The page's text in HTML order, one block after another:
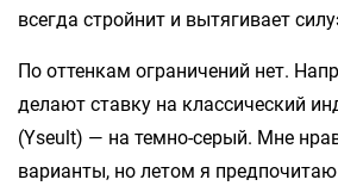
всегда стройнит и вытягивает
По оттенкам ограничений нет.
делают ставку на классический
(Yseult) — на темно-серый. Мне
варианты, но летом я